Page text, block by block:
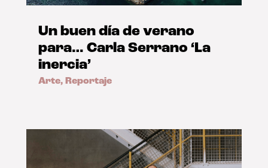
Un buen día de verano
para… Carla Serrano ‘La
inercia’
Arte, Reportaje